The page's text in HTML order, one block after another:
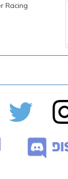
Racing